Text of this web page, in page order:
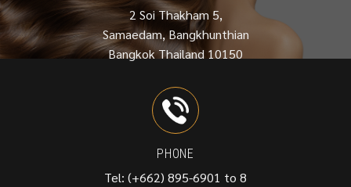
2 Soi Thakham 5,
Samaedam, Bangkhunthian
Bangkok Thailand 10150
PHONE
Tel: (+662) 895-6901 to 8